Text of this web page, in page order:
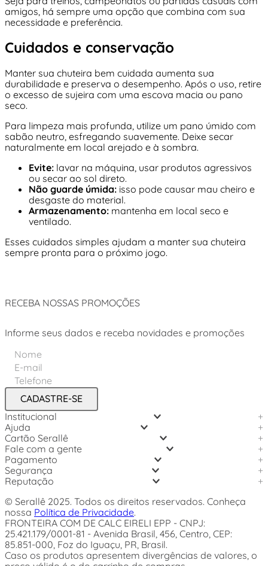
amigos, há sempre uma opção que combina com sua
necessidade e preferência.
Cuidados e conservação
Manter sua chuteira bem cuidada aumenta sua
durabilidade e preserva o desempenho. Após o uso, retire
o excesso de sujeira com uma escova macia ou pano
seco.
Para limpeza mais profunda, utilize um pano úmido com
sabão neutro, esfregando suavemente. Deixe secar
naturalmente em local arejado e à sombra.
Evite: lavar na máquina, usar produtos agressivos
ou secar ao sol direto.
Não guarde úmida: isso pode causar mau cheiro e
desgaste do material.
Armazenamento: mantenha em local seco e
ventilado.
Esses cuidados simples ajudam a manter sua chuteira
sempre pronta para o próximo jogo.
RECEBA NOSSAS PROMOÇÕES
Informe seus dados e receba novidades e promoções
CADASTRE-SE
Institucional
+
Ajuda
+
Cartão Serallê
+
Fale com a gente
+
Pagamento
+
Segurança
+
Reputação
+
© Serallê 2025. Todos os direitos reservados. Conheça
nossa Política de Privacidade.
FRONTEIRA COM DE CALC EIRELI EPP - CNPJ:
25.421.179/0001-81 - Avenida Brasil, 456, Centro, CEP:
85.851-000, Foz do Iguaçu, PR, Brasil.
Caso os produtos apresentem divergências de valores, o